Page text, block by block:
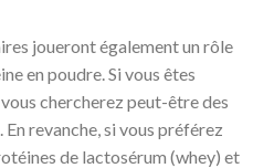
joueront également un rôle
en poudre. Si vous êtes
chercherez peut-être des
revanche, si vous préférez
de lactosérum (whey) et